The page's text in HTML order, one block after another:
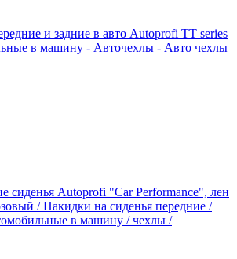
и задние в авто Autoprofi TT series
в машину - Авточехлы - Авто чехлы
сиденья Autoprofi "Car Performance", лен
/ Накидки на сиденья передние /
в машину / чехлы /